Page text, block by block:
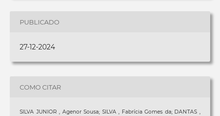
PUBLICADO
27-12-2024
COMO CITAR
SILVA JUNIOR , Agenor Sousa; SILVA , Fabrícia Gomes da; DANTAS ,